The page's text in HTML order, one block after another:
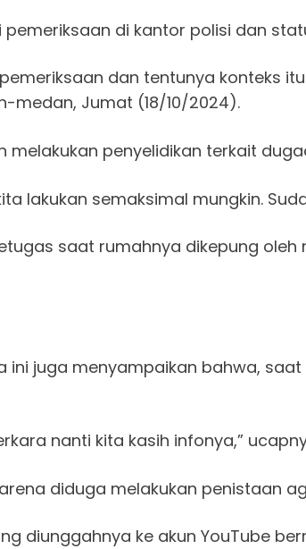
di kantor polisi dan
dan tentunya konteks
medan, Jumat (18/10/2024).
penyelidikan terkait
lakukan semaksimal mungkin.
saat rumahnya dikepung
ini juga menyampaikan bahwa,
nanti kita kasih infonya,”
diduga melakukan penistaan
diunggahnya ke akun YouTube